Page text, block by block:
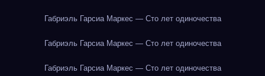
Габриэль Гарсиа Маркес — Сто лет одиночества
Габриэль Гарсиа Маркес — Сто лет одиночества
Габриэль Гарсиа Маркес — Сто лет одиночества